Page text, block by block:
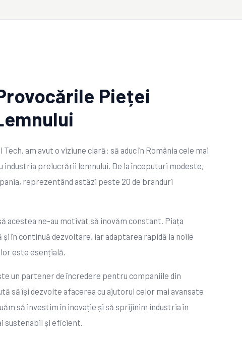
Pieței
am avut o viziune clară: să aduc în România cele mai
industria prelucrării lemnului. De la începuturi modeste,
reprezentând astăzi peste 20 de branduri
acestea ne-au motivat să inovăm constant. Piața
în continuă dezvoltare, iar adaptarea rapidă la noile
este esențială.
un partener de încredere pentru companiile din
să își dezvolte afacerea cu ajutorul celor mai avansate
să investim în inovație și să sprijinim industria în
sustenabil și eficient.